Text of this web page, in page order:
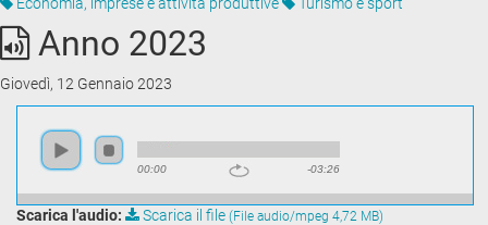
Anno 2023
Giovedì, 12 Gennaio 2023
00:00 -03:26
Scarica l'audio: Scarica il file (File audio/mpeg 4,72 MB)